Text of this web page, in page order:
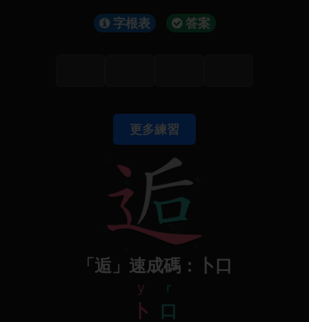
字根表 答案
更多練習
「逅」速成碼：卜口
y
卜
r
口